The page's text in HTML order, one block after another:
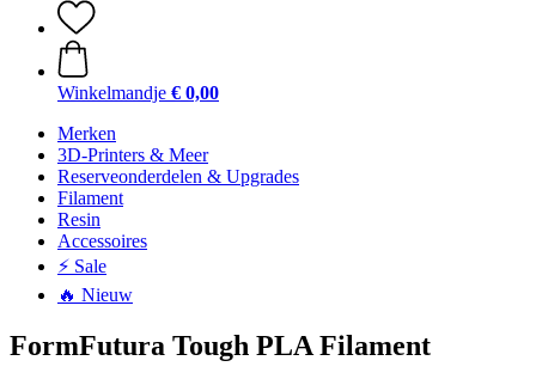
Winkelmandje € 0,00
Merken
3D-Printers & Meer
Reserveonderdelen & Upgrades
Filament
Resin
Accessoires
⚡ Sale
🔥 Nieuw
FormFutura Tough PLA Filament